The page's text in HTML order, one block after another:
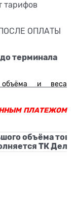
тарифов
ОПЛАТЫ
терминала
объёма и веса
ПЛАТЕЖОМ
объёма
ТК